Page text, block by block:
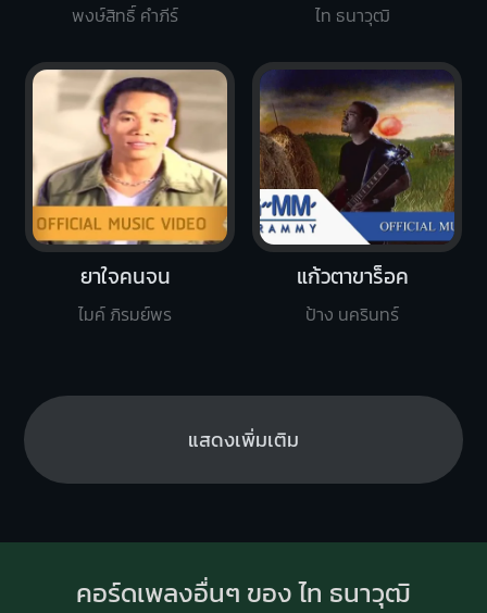
พงษ์สิทธิ์ คำภีร์ ไท ธนาวุฒิ
ยาใจคนจน
ไมค์ ภิรมย์พร
แก้วตาขาร็อค
ป้าง นครินทร์
แสดงเพิ่มเติม
คอร์ดเพลงอื่นๆ ของ ไท ธนาวุฒิ